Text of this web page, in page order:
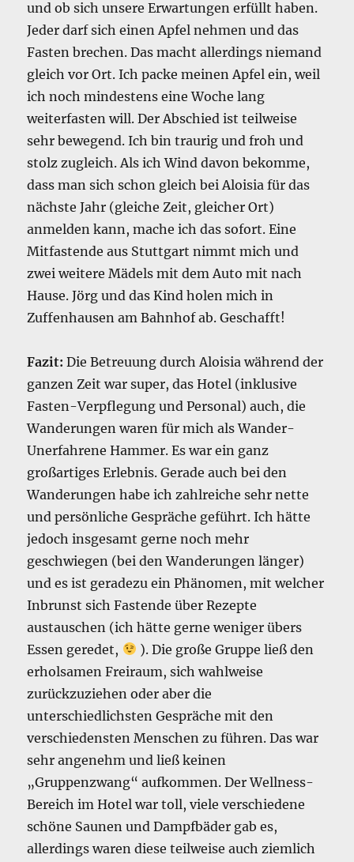
und ob sich unsere Erwartungen erfüllt haben.
Jeder darf sich einen Apfel nehmen und das
Fasten brechen. Das macht allerdings niemand
gleich vor Ort. Ich packe meinen Apfel ein, weil
ich noch mindestens eine Woche lang
weiterfasten will. Der Abschied ist teilweise
sehr bewegend. Ich bin traurig und froh und
stolz zugleich. Als ich Wind davon bekomme,
dass man sich schon gleich bei Aloisia für das
nächste Jahr (gleiche Zeit, gleicher Ort)
anmelden kann, mache ich das sofort. Eine
Mitfastende aus Stuttgart nimmt mich und
zwei weitere Mädels mit dem Auto mit nach
Hause. Jörg und das Kind holen mich in
Zuffenhausen am Bahnhof ab. Geschafft!
Fazit: Die Betreuung durch Aloisia während der
ganzen Zeit war super, das Hotel (inklusive
Fasten-Verpflegung und Personal) auch, die
Wanderungen waren für mich als Wander-
Unerfahrene Hammer. Es war ein ganz
großartiges Erlebnis. Gerade auch bei den
Wanderungen habe ich zahlreiche sehr nette
und persönliche Gespräche geführt. Ich hätte
jedoch insgesamt gerne noch mehr
geschwiegen (bei den Wanderungen länger)
und es ist geradezu ein Phänomen, mit welcher
Inbrunst sich Fastende über Rezepte
austauschen (ich hätte gerne weniger übers
Essen geredet,
). Die große Gruppe ließ den
erholsamen Freiraum, sich wahlweise
zurückzuziehen oder aber die
unterschiedlichsten Gespräche mit den
verschiedensten Menschen zu führen. Das war
sehr angenehm und ließ keinen
„Gruppenzwang“ aufkommen. Der Wellness-
Bereich im Hotel war toll, viele verschiedene
schöne Saunen und Dampfbäder gab es,
allerdings waren diese teilweise auch ziemlich